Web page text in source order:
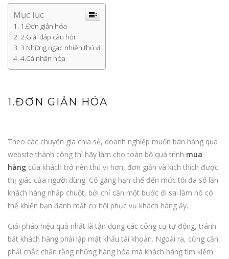
Mục lục
1.Đơn giản hóa
2.Giải đáp câu hỏi
3.Những ngạc nhiên thú vị
4.Cá nhân hóa
1.ĐƠN GIẢN HÓA
Theo các chuyên gia chia sẻ, doanh nghiệp muốn bán hàng qua
website thành công thì hãy làm cho toàn bộ quá trình mua
hàng của khách trở nên thú vị hơn, đơn giản và kích thích được
thị giác của người dùng. Cố gắng hạn chế đến mức tối đa số lần
khách hàng nhấp chuột, bởi chỉ cần một bước đi sai lầm nó có
thể khiến bạn đánh mất cơ hội phục vụ khách hàng ấy.
Giải pháp hiệu quả nhất là tận dụng các công cụ tự động, tránh
bắt khách hàng phải lập mật khẩu tài khoản. Ngoài ra, cũng cần
phải chắc chắn rằng những hàng hóa mà khách hàng tìm kiếm